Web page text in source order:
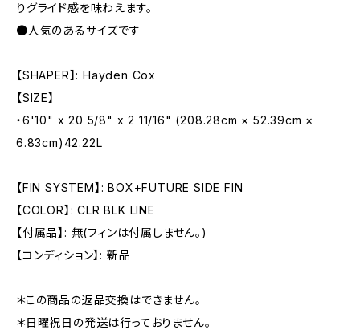
りグライド感を味わえます。
●人気のあるサイズです
【SHAPER】: Hayden Cox
【SIZE】
・6'10" x 20 5/8" x 2 11/16" (208.28cm × 52.39cm ×
6.83cm)42.22L
【FIN SYSTEM】: BOX+FUTURE SIDE FIN
【COLOR】: CLR BLK LINE
【付属品】: 無(フィンは付属しません。)
【コンディション】: 新品
＊この商品の返品交換はできません。
＊日曜祝日の発送は行っておりません。